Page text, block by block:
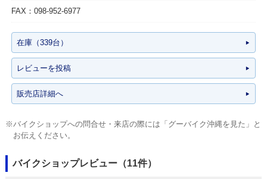
FAX：098-952-6977
在庫（339台）
レビューを投稿
販売店詳細へ
※バイクショップへの問合せ・来店の際には「グーバイク沖縄を見た」と
お伝えください。
バイクショップレビュー（11件）